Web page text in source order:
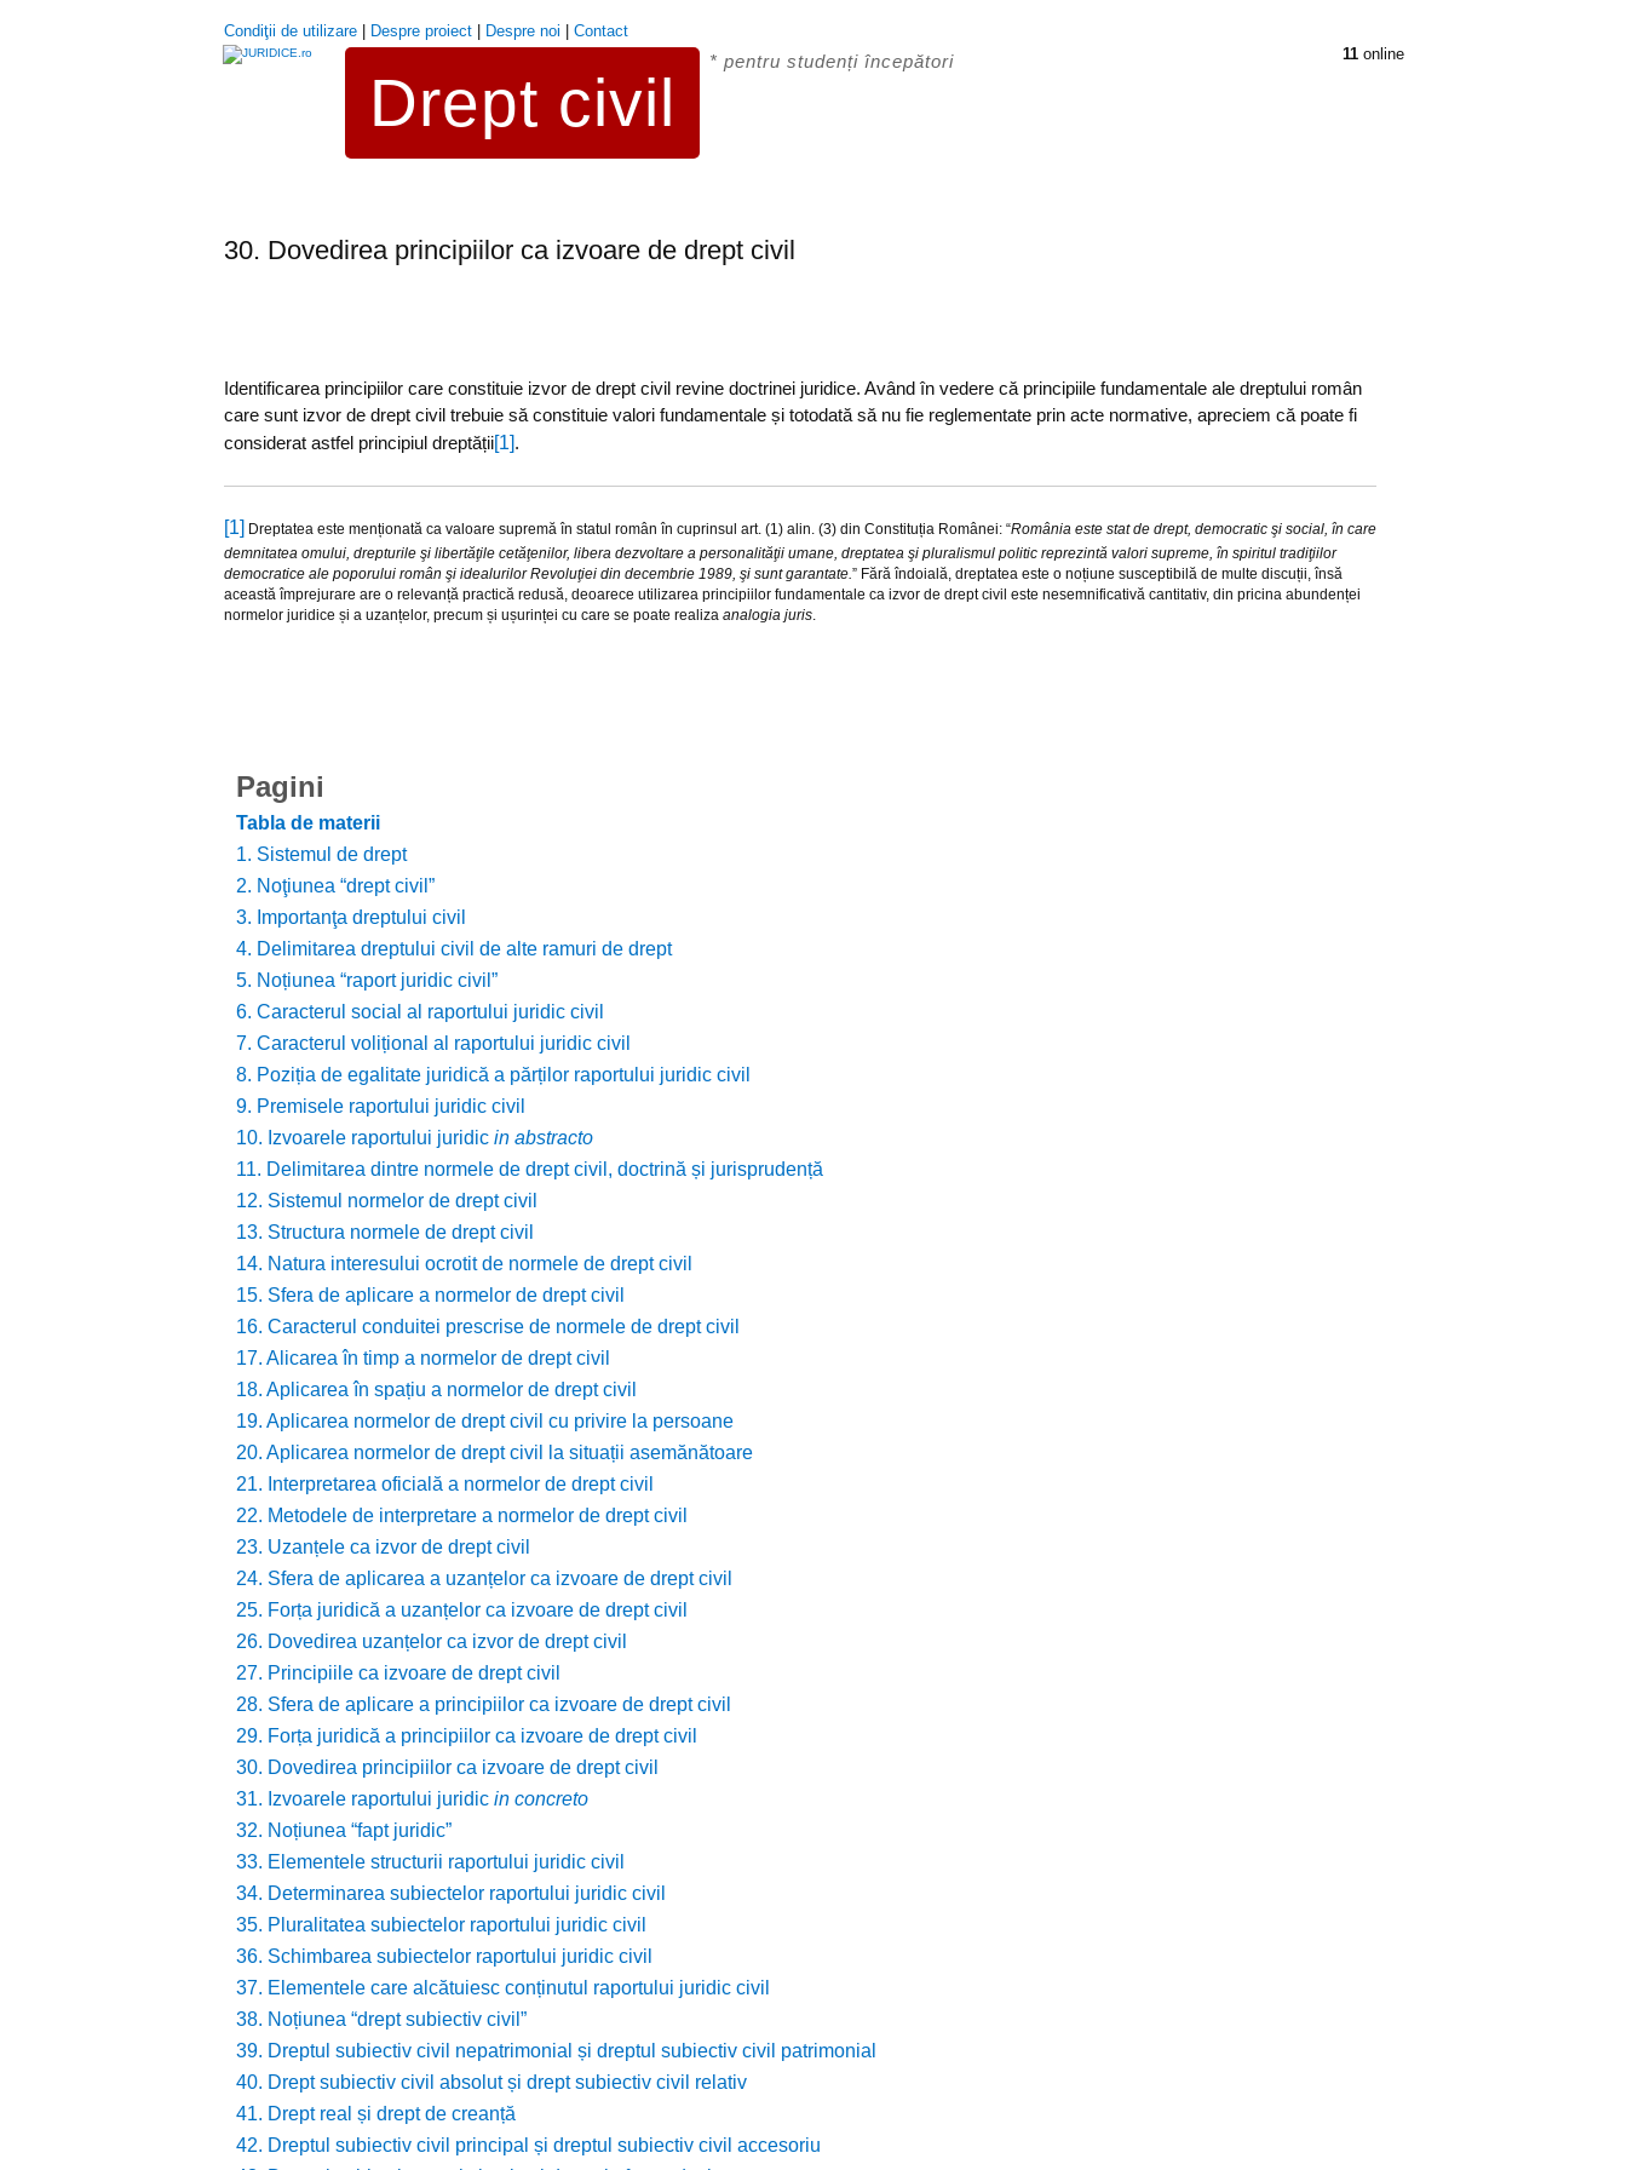
Condiţii de utilizare| Despre proiect| Despre noi Contact
Drept civil
11online
* pentru studenți începători
30. Dovedirea principiilor ca izvoare de drept civil
Identificarea principiilor care constituie izvor de drept civil revine doctrinei juridice. Având în vedere că principiile fundamentale ale dreptului român
care sunt izvor de drept civil trebuie să constituie valori fundamentale și totodată să nu fie reglementate prin acte normative, apreciem că poate fi
considerat astfel principiul dreptății[1].
[1] Dreptatea este menționată ca valoare supremă în statul român în cuprinsul art. (1) alin. (3) din Constituția Românei: “România este stat de drept, democratic şi social, în care
demnitatea omului, drepturile şi libertăţile cetăţenilor, libera dezvoltare a personalităţii umane, dreptatea şi pluralismul politic reprezintă valori supreme, în spiritul tradiţiilor
democratice ale poporului român şi idealurilor Revoluţiei din decembrie 1989, şi sunt garantate. ” Fără îndoială, dreptatea este o noțiune susceptibilă de multe discuții, însă
această împrejurare are o relevanță practică redusă, deoarece utilizarea principiilor fundamentale ca izvor de drept civil este nesemnificativă cantitativ, din pricina abundenței
normelor juridice și a uzanțelor, precum și ușurinței cu care se poate realiza analogia juris.
Pagini
Tabla de materii
1. Sistemul de drept
2. Noţiunea “drept civil”
3. Importanţa dreptului civil
4. Delimitarea dreptului civil de alte ramuri de drept
5. Noțiunea “raport juridic civil”
6. Caracterul social al raportului juridic civil
7. Caracterul volițional al raportului juridic civil
8. Poziția de egalitate juridică a părților raportului juridic civil
9. Premisele raportului juridic civil
10. Izvoarele raportului juridic in abstracto
11. Delimitarea dintre normele de drept civil, doctrină și jurisprudență
12. Sistemul normelor de drept civil
13. Structura normele de drept civil
14. Natura interesului ocrotit de normele de drept civil
15. Sfera de aplicare a normelor de drept civil
16. Caracterul conduitei prescrise de normele de drept civil
17. Alicarea în timp a normelor de drept civil
18. Aplicarea în spațiu a normelor de drept civil
19. Aplicarea normelor de drept civil cu privire la persoane
20. Aplicarea normelor de drept civil la situații asemănătoare
21. Interpretarea oficială a normelor de drept civil
22. Metodele de interpretare a normelor de drept civil
23. Uzanțele ca izvor de drept civil
24. Sfera de aplicarea a uzanțelor ca izvoare de drept civil
25. Forța juridică a uzanțelor ca izvoare de drept civil
26. Dovedirea uzanțelor ca izvor de drept civil
27. Principiile ca izvoare de drept civil
28. Sfera de aplicare a principiilor ca izvoare de drept civil
29. Forța juridică a principiilor ca izvoare de drept civil
30. Dovedirea principiilor ca izvoare de drept civil
31. Izvoarele raportului juridic in concreto
32. Noțiunea “fapt juridic”
33. Elementele structurii raportului juridic civil
34. Determinarea subiectelor raportului juridic civil
35. Pluralitatea subiectelor raportului juridic civil
36. Schimbarea subiectelor raportului juridic civil
37. Elementele care alcătuiesc conținutul raportului juridic civil
38. Noțiunea “drept subiectiv civil”
39. Dreptul subiectiv civil nepatrimonial și dreptul subiectiv civil patrimonial
40. Drept subiectiv civil absolut și drept subiectiv civil relativ
41. Drept real și drept de creanță
42. Dreptul subiectiv civil principal și dreptul subiectiv civil accesoriu